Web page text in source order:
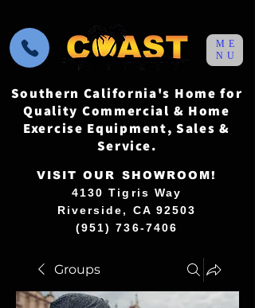
VISIT OUR SHOWROOM!
4130 Tigris Way
Riverside, CA 92503
(951) 736-7406
Southern California's Home for
Quality Commercial & Home
Exercise Equipment, Sales &
Service.
ME
NU
Groups